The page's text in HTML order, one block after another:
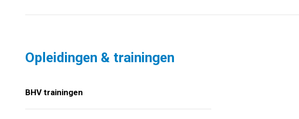
Opleidingen & trainingen
BHV trainingen